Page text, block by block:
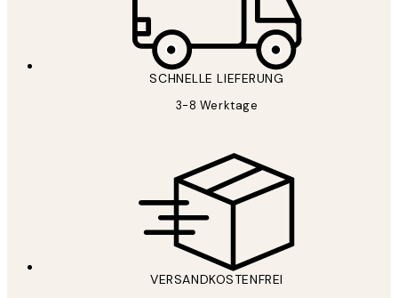
SCHNELLE LIEFERUNG
3-8 Werktage
VERSANDKOSTENFREI